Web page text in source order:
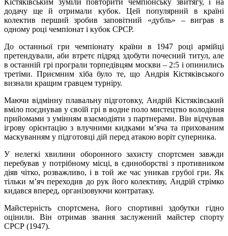
додачу ще й отримали кубок. Цей популярний в країні
колектив перший зробив заповітний «дубль» – виграв в
одному році чемпіонат і кубок СРСР.
До останньої гри чемпіонату країни в 1947 році армійці
претендували, аби втретє підряд здобути почесний титул, але
в останній грі програли торпедівцям москви – 2:5 і опинились
третіми. Приємним хіба було те, що Андрія Кістяківського
визнали кращим гравцем турніру.
Маючи відмінну плавальну підготовку, Андрій Кістяківський
вміло поєднував у своїй грі в водне поло мистецтво володіння
прийомами з умінням взаємодіяти з партнерами. Він відчував
ігрову орієнтацію з влучними кидками м’яча та прихованим
маскуванням у підготовці дій перед атакою воріт суперника.
У нелегкі хвилини оборонного захисту спортсмен завжди
перебував у потрібному місці, в єдиноборстві з противником
діяв чітко, розважливо, і в той же час уникав грубої гри. Як
тільки м’яч переходив до рук його колективу, Андрій стрімко
кидався вперед, організовуючи контратаку.
Майстерність спортсмена, його спортивні здобутки гідно
оцінили. Він отримав звання заслужений майстер спорту
СРСР (1947).